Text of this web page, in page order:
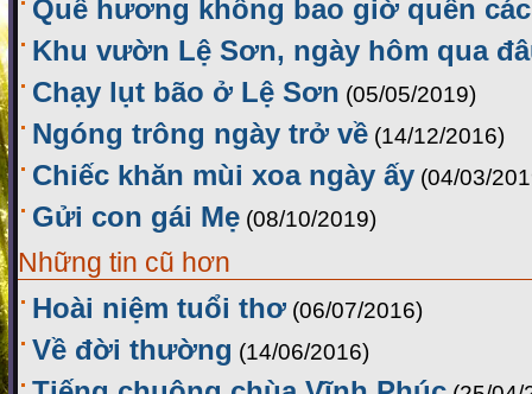
Quê hương không bao giờ quên
Khu vườn Lệ Sơn, ngày hôm qua
Chạy lụt bão ở Lệ Sơn (05/05/2019)
Ngóng trông ngày trở về (14/12/2016)
Chiếc khăn mùi xoa ngày ấy (04/03/
Gửi con gái Mẹ (08/10/2019)
Những tin cũ hơn
Hoài niệm tuổi thơ (06/07/2016)
Về đời thường (14/06/2016)